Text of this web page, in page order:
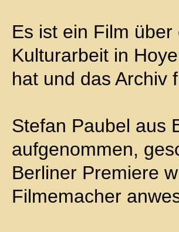
Es ist ein Film
Kulturarbeit in
hat und das Archiv
Stefan Paubel aus
aufgenommen,
Berliner Premiere
Filmemacher